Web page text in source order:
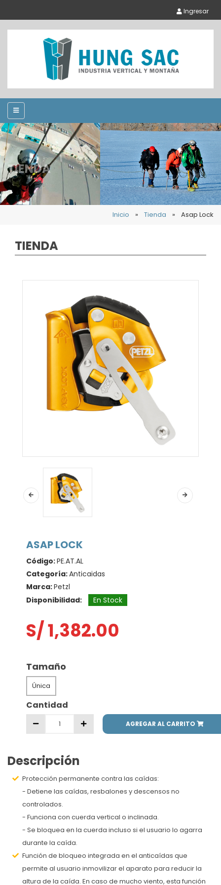
Ingresar
TIENDA
Inicio » Tienda » Asap Lock
TIENDA
ASAP LOCK
Código:PE.AT.AL
Categoría:Anticaidas
Marca:Petzl
Disponibilidad:
En Stock
S/ 1,382.00
Tamaño
Única
Cantidad
AGREGAR AL CARRITO
Descripción
Protección permanente contra las caídas:
- Detiene las caídas, resbalones y descensos no
controlados.
- Funciona con cuerda vertical o inclinada.
- Se bloquea en la cuerda incluso si el usuario lo agarra
durante la caída.
Función de bloqueo integrada en el anticaídas que
permite al usuario inmovilizar el aparato para reducir la
altura de la caída. En caso de mucho viento, esta función